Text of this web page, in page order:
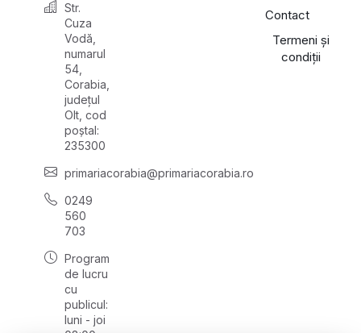
Str.
Cuza
Vodă,
numarul
54,
Corabia,
județul
Olt, cod
poștal:
235300
primariacorabia@primariacorabia.ro
0249
560
703
Program
de lucru
cu
publicul:
luni - joi
Contact
Termeni și
condiții